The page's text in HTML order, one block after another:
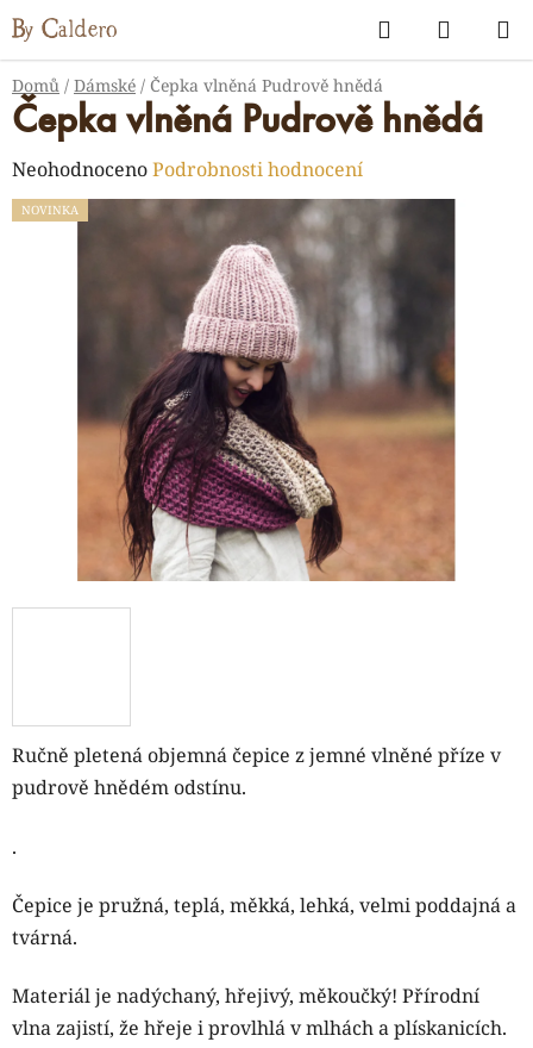
Přejít
na
obsah
Hledat
KOŠÍK
Domů / Dámské / Čepka vlněná Pudrově hnědá
Ručně pletená objemná čepice z jemné vlněné příze v
pudrově hnědém odstínu.
.
Čepice je pružná, teplá, měkká, lehká, velmi poddajná a
tvárná.
Materiál je nadýchaný, hřejivý, měkoučký! Přírodní
vlna zajistí, že hřeje i provlhlá v mlhách a plískanicích.
Čepka vlněná Pudrově hnědá
Průměrné
hodnocení
NeohodnocenoPodrobnosti hodnocení
NOVINKA